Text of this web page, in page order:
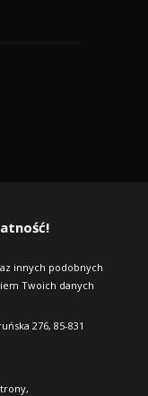
innych podobnych
Twoich danych
276, 85-831